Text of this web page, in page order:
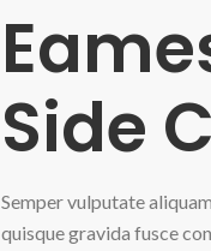
Side
Semper vulputate
quisque gravida fusce